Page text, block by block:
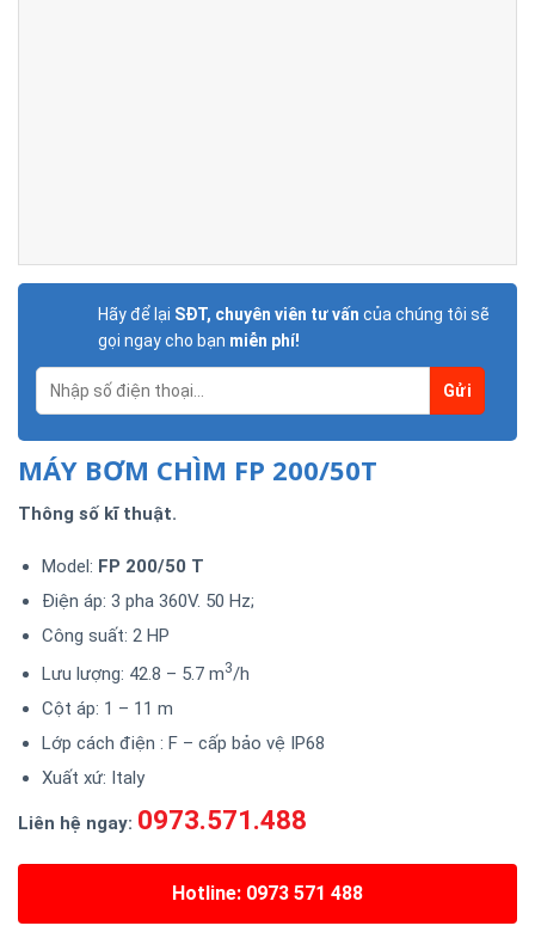
Hãy để lại SĐT, chuyên viên tư vấn của chúng tôi sẽ
gọi ngay cho bạn miễn phí!
MÁY BƠM CHÌM FP 200/50T
Thông số kĩ thuật.
Model: FP 200/50 T
Điện áp: 3 pha 360V. 50 Hz;
Công suất: 2 HP
Lưu lượng: 42.8 – 5.7 m3/h
Cột áp: 1 – 11 m
Lớp cách điện : F – cấp bảo vệ IP68
Xuất xứ: Italy
Liên hệ ngay: 0973.571.488
Hotline: 0973 571 488